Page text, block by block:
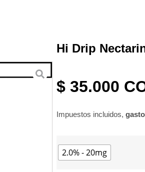
Hi Drip
$ 35.000
Impuestos incluidos,
2.0% - 20mg